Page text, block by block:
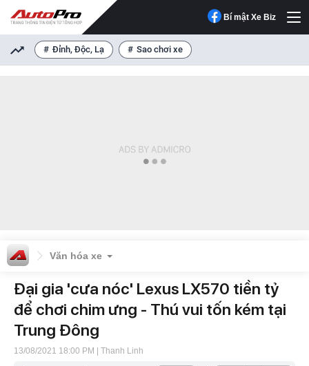
Bí mật Xe Biz
Đỉnh, Độc, Lạ Sao chơi xe
Văn hóa xe
Đại gia 'cưa nóc' Lexus LX570 tiền tỷ
để chơi chim ưng - Thú vui tốn kém tại
Trung Đông
13/08/2021 18:00 PM | Thanh Linh